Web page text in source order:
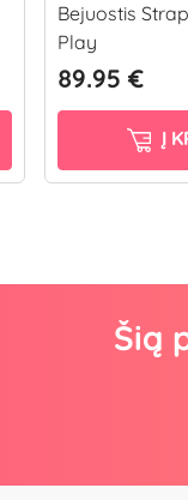
Bejuostis
Play
89.95 €
Į
Šią